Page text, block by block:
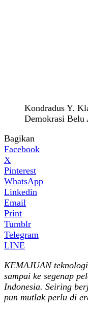
Kondradus Y.
Demokrasi Belu
Bagikan
Facebook
X
Pinterest
WhatsApp
Linkedin
Email
Print
Tumblr
Telegram
LINE
KEMAJUAN
sampai ke segenap
Indonesia. Seiring
pun mutlak perlu di